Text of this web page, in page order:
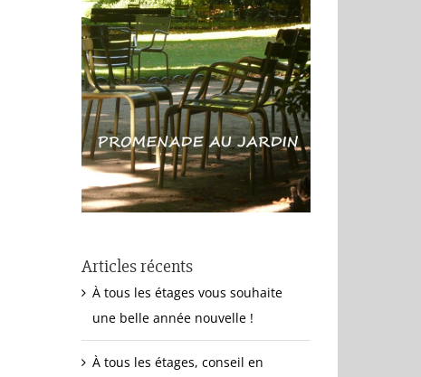
Articles récents
À tous les étages vous souhaite
une belle année nouvelle !
À tous les étages, conseil en